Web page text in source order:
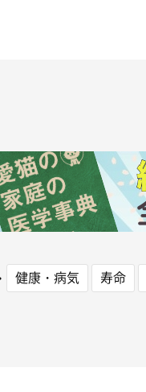
健康・病気 寿命